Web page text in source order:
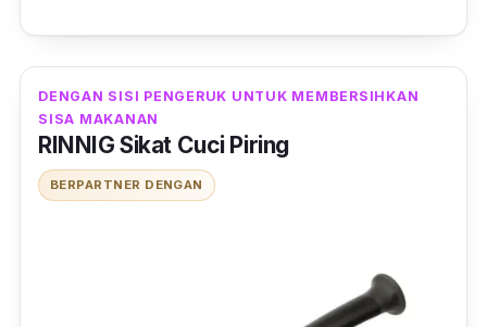
DENGAN SISI PENGERUK UNTUK MEMBERSIHKAN
SISA MAKANAN
RINNIG Sikat Cuci Piring
BERPARTNER DENGAN